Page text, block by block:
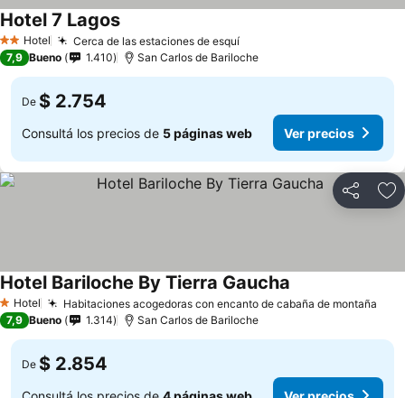
2 Estrellas
Hotel Cerca de las estaciones de esquí
Hotel 7 Lagos
7,9 Bueno 1.410 San Carlos de Bariloche
De $ 2.754
Consultá los precios de 5 páginas web Ver precios
Compartir
1 Estrellas
Hotel Habitaciones acogedoras con encanto de cabaña de montaña
Hotel Bariloche By Tierra Gaucha
7,9 Bueno 1.314 San Carlos de Bariloche
De $ 2.854